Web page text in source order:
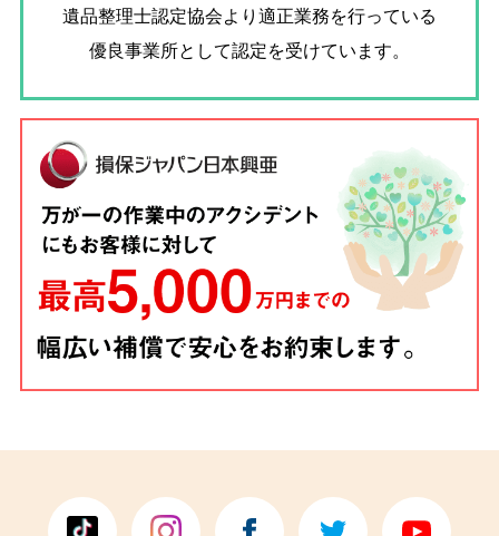
遺品整理士認定協会より適正業務を行っている
優良事業所として認定を受けています。